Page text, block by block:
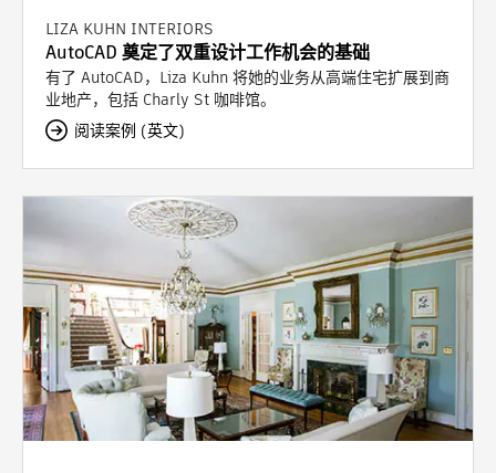
LIZA KUHN INTERIORS
AutoCAD 奠定了双重设计工作机会的基础
有了 AutoCAD，Liza Kuhn 将她的业务从高端住宅扩展到商
业地产，包括 Charly St 咖啡馆。
阅读案例 (英文)